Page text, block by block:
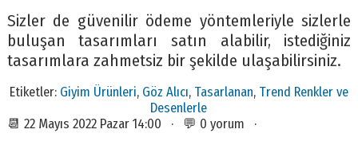
Sizler de güvenilir ödeme yöntemleriyle sizlerle
buluşan tasarımları satın alabilir, istediğiniz
tasarımlara zahmetsiz bir şekilde ulaşabilirsiniz.
Etiketler: Giyim Ürünleri, Göz Alıcı, Tasarlanan, Trend Renkler ve
Desenlerle
📆 22 Mayıs 2022 Pazar 14:00 · 💬 0 yorum ·